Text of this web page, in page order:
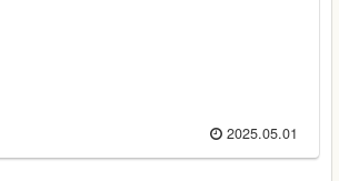
2025.05.01